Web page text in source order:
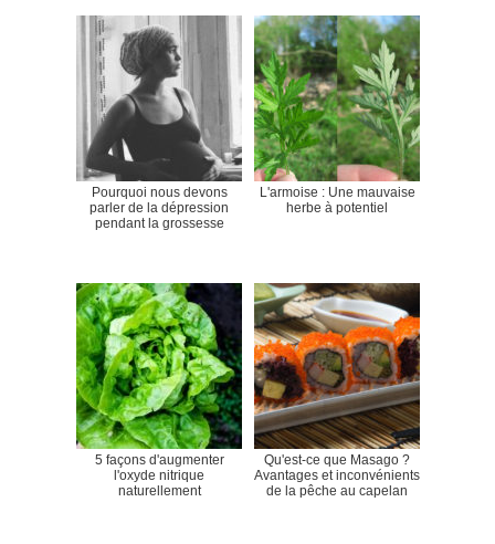
Pourquoi nous devons
parler de la dépression
pendant la grossesse
L'armoise : Une mauvaise
herbe à potentiel
5 façons d'augmenter
l'oxyde nitrique
naturellement
Qu'est-ce que Masago ?
Avantages et inconvénients
de la pêche au capelan